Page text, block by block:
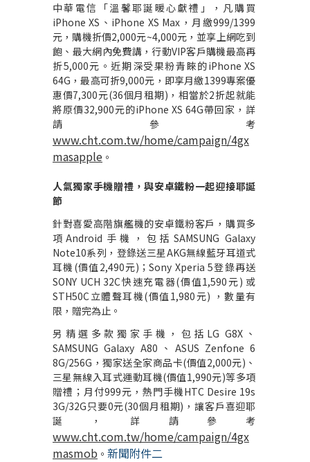
中華電信「溫馨耶誕暖心獻禮」，凡購買
iPhone XS 、 iPhone XS Max ，月繳999/1399
元，購機折價2,000元~4,000元，並享上網吃到
飽、最大網內免費講，行動VIP客戶購機最高再
折5,000元。近期深受果粉青睞的iPhone XS
64G ，最高可折9,000元，即享月繳1399專案優
惠價7,300元(36個月租期) ，相當於2折起就能
將原價32,900元的iPhone XS 64G帶回家，詳
請參考
www.cht.com.tw/home/campaign/4gx
masapple 。
人氣獨家手機贈禮，與安卓鐵粉一起迎接耶誕
節
針對喜愛高階旗艦機的安卓鐵粉客戶，購買多
項Android 手機，包括 SAMSUNG Galaxy
Note10系列，登錄送三星AKG無線藍牙耳道式
耳機 (價值2,490元) ；Sony Xperia 5登錄再送
SONY UCH 32C快速充電器(價值1,590元) 或
STH50C立體聲耳機(價值1,980元) ，數量有
限，贈完為止。
另精選多款獨家手機，包括 LG G8X、
SAMSUNG Galaxy A80 、 ASUS Zenfone 6
8G/256G ，獨家送全家商品卡(價值2,000元) 、
三星無線入耳式運動耳機(價值1,990元)等多項
贈禮；月付999元，熱門手機HTC Desire 19s
3G/32G 只要0元(30個月租期) ，讓客戶喜迎耶
誕，詳請參考
www.cht.com.tw/home/campaign/4gx
masmob 。 新聞附件二